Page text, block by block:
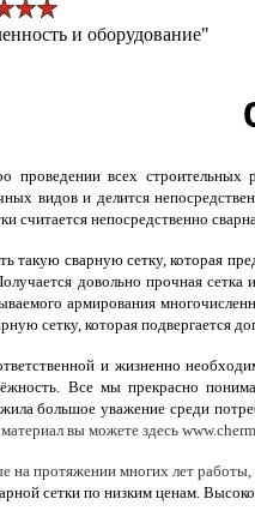
и оборудование"
проведении всех строительных
видов и делится
считается непосредственно
такую сварную сетку, которая
довольно прочная
армирования
сетку, которая подвергается
и жизненно
Все мы прекрасно
большое уважение среди
вы можете здесь
протяжении многих лет
сетки по низким ценам.